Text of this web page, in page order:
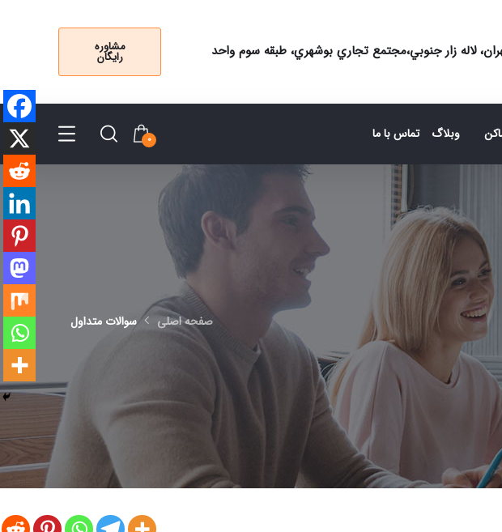
لاله زار جنوبي،مجتمع تجاري بوشهري، طبقه سوم واحد
مشاوره
رایگان
وبلاگ تماس با ما 0
صفحه اصلی سوالات متداول